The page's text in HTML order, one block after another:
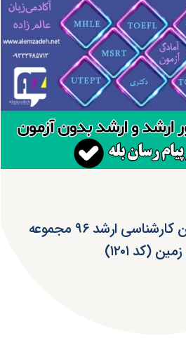
دانلود سؤالات آزمون کارشناسی ارشد ۹۶ مجموعه
(کد ۱۲۰۱)